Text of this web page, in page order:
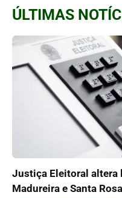
ÚLTIMAS
Justiça Eleitoral altera
Madureira e Santa